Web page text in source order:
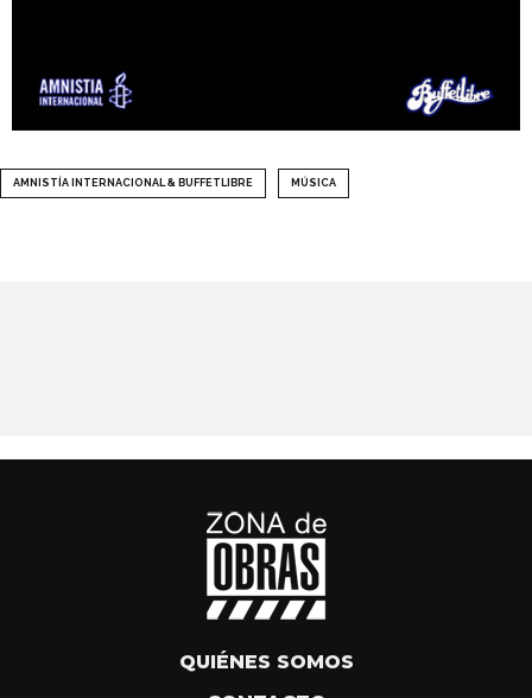
AMNISTÍA INTERNACIONAL & BUFFETLIBRE MÚSICA
QUIÉNES SOMOS